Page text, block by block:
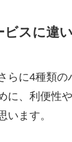
スに違
らに4種類
に、利便性
います。